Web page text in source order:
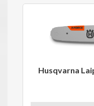
Husqvarna